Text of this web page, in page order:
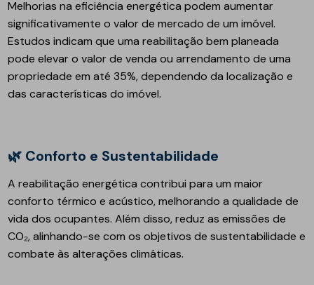
Melhorias na eficiência energética podem aumentar
significativamente o valor de mercado de um imóvel.
Estudos indicam que uma reabilitação bem planeada
pode elevar o valor de venda ou arrendamento de uma
propriedade em até 35%, dependendo da localização e
das características do imóvel.
🌿 Conforto e Sustentabilidade
A reabilitação energética contribui para um maior
conforto térmico e acústico, melhorando a qualidade de
vida dos ocupantes. Além disso, reduz as emissões de
CO₂, alinhando-se com os objetivos de sustentabilidade e
combate às alterações climáticas.